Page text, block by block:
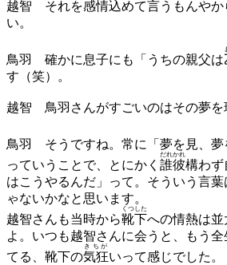
越智 それを感情込めて言うもんやか
い。
鳥羽 確かに息子にも「うちの親父は
す（笑）。
越智 鳥羽さんがすごいのはその夢を
鳥羽 そうですね。常に「夢を見、夢
っていうことで、とにかく 誰彼
だれかれ
構わず
はこうやるんだ」って。そういう言
ゃないかなと思います。
越智さんも当時から靴下
くつした
への情熱は
よ。いつも越智さんに会うと、もう
てる、靴下の気狂
きちが
いって感じでした。